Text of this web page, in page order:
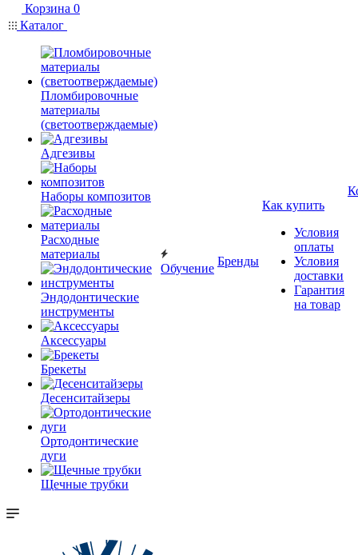
Корзина 0
Каталог
Пломбировочные
материалы
(светоотверждаемые)
Адгезивы
Наборы композитов
Расходные
материалы
Эндодонтические
инструменты
Аксессуары
Брекеты
Десенситайзеры
Ортодонтические
дуги
Щечные трубки
Обучение
Бренды
Как купить
Условия
оплаты
Условия
доставки
Гарантия
на товар